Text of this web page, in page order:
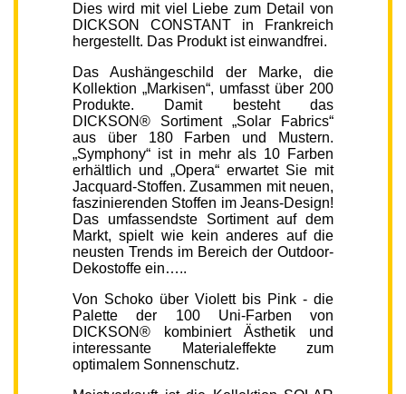
Dies wird mit viel Liebe zum Detail von
DICKSON CONSTANT in Frankreich
hergestellt. Das Produkt ist einwandfrei.
Das Aushängeschild der Marke, die
Kollektion „Markisen“, umfasst über 200
Produkte. Damit besteht das
DICKSON® Sortiment „Solar Fabrics“
aus über 180 Farben und Mustern.
„Symphony“ ist in mehr als 10 Farben
erhältlich und „Opera“ erwartet Sie mit
Jacquard-Stoffen. Zusammen mit neuen,
faszinierenden Stoffen im Jeans-Design!
Das umfassendste Sortiment auf dem
Markt, spielt wie kein anderes auf die
neusten Trends im Bereich der Outdoor-
Dekostoffe ein…..
Von Schoko über Violett bis Pink - die
Palette der 100 Uni-Farben von
DICKSON® kombiniert Ästhetik und
interessante Materialeffekte zum
optimalem Sonnenschutz.